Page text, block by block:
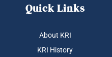
Quick Links
About KRI
KRI History